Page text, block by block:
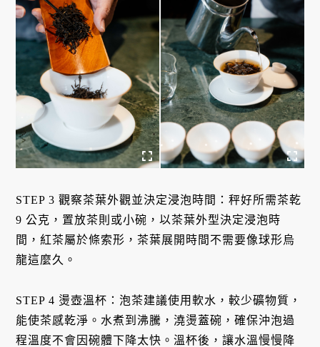
STEP 3 觀察茶葉外觀並決定浸泡時間：秤好所需茶乾
9 公克，置放茶則或小碗，以茶葉外型決定浸泡時
間，紅茶屬於條索形，茶葉展開時間不需要像球形烏
龍這麼久。
STEP 4 燙壺溫杯：泡茶建議使用軟水，較少礦物質，
能使茶感乾淨。水煮到沸騰，澆燙蓋碗，確保沖泡過
程溫度不會因碗體下降太快。溫杯後，讓水溫慢慢降